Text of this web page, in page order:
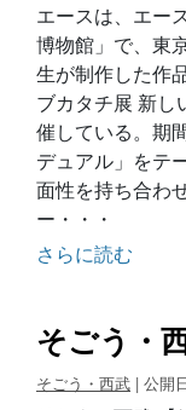
エースは、エー
博物館」で、東
生が制作した作
ブカタチ展 新し
催している。期
デュアル」をテ
面性を持ち合わ
ー・・・
さらに読む
そごう・
そごう・西武 | 公開